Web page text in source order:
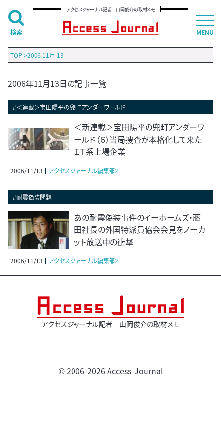
アクセスジャーナル記者 山岡俊介の取材メモ
TOP >2006 11月 13
2006年11月13日の記事一覧
#＜連載＞宝田陽平の兜町アンダーワールド
＜新連載＞宝田陽平の兜町アンダーワ
ールド（６）当局捜査が本格化して来た
ＩＴ系上場企業
2006/11/13 アクセスジャーナル編集部2
#耐震偽装問題
あの耐震偽装事件のイーホームズ・藤
田社長の外国特派員協会会見をノーカ
ット放送中の衝撃
2006/11/13 アクセスジャーナル編集部2
アクセスジャーナル記者 山岡俊介の取材メモ
© 2006-2026 Access-Journal
MENU
検索